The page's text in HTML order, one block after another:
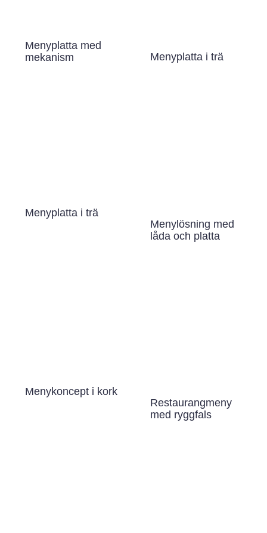
Menyplatta med
mekanism
Menyplatta i trä
Menyplatta i trä
Menylösning med
låda och platta
Menykoncept i kork
Restaurangmeny
med ryggfals